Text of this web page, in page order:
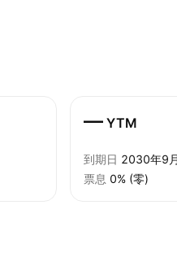
— YTM
到期日 2030年9
票息 0% (零)